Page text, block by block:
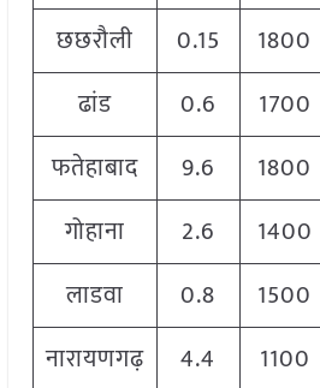
छछरौली
0.15 1800
ढांड
0.6 1700
फतेहाबाद
9.6 1800
गोहाना
2.6 1400
लाडवा
0.8 1500
नारायणगढ़
4.4 1100